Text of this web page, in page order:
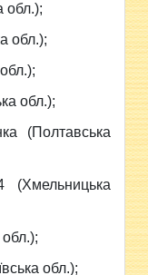
обл.);
обл.);
обл.);
(Полтавська
(Хмельницька
обл.);